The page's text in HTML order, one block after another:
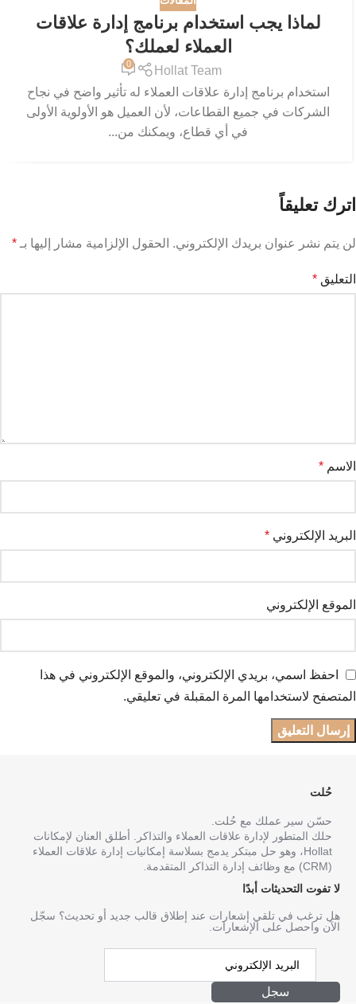
لماذا يجب استخدام برنامج إدارة علاقات
العملاء لعملك؟
Hollat Team
0
استخدام برنامج إدارة علاقات العملاء له تأثير واضح في نجاح
الشركات في جميع القطاعات، لأن العميل هو الأولوية الأولى
في أي قطاع، ويمكنك من...
اترك تعليقاً
لن يتم نشر عنوان بريدك الإلكتروني. الحقول الإلزامية مشار إليها بـ *
التعليق *
الاسم *
البريد الإلكتروني *
الموقع الإلكتروني
احفظ اسمي، بريدي الإلكتروني، والموقع الإلكتروني في هذا
المتصفح لاستخدامها المرة المقبلة في تعليقي.
حُلت
حسّن سير عملك مع حُلت.
حلك المتطور لإدارة علاقات العملاء والتذاكر. أطلق العنان لإمكانات
Hollat، وهو حل مبتكر يدمج بسلاسة إمكانيات إدارة علاقات العملاء
(CRM) مع وظائف إدارة التذاكر المتقدمة.
هل ترغب في تلقي إشعارات عند إطلاق قالب جديد أو تحديث؟ سجّل
الآن واحصل على الإشعارات.
لا تفوت التحديثات أبدًا
سجل